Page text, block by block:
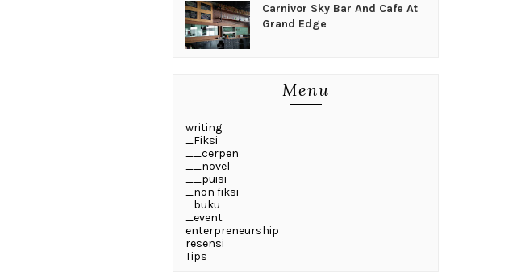
Carnivor Sky Bar And Cafe At
Grand Edge
Menu
writing
_Fiksi
__cerpen
__novel
__puisi
_non fiksi
_buku
_event
enterpreneurship
resensi
Tips